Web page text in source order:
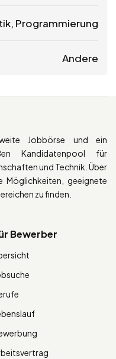
Programmierung
Andere
Jobbörse und ein
Kandidatenpool für
und Technik. Über
Möglichkeiten, geeignete
zu finden.
Bewerber